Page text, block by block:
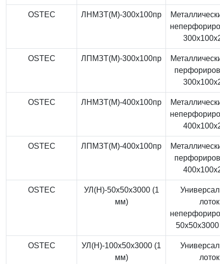
OSTEC ЛНМЗТ(М)-300x100пр
OSTEC ЛПМЗТ(М)-300x100пр
OSTEC ЛНМЗТ(М)-400x100пр
OSTEC ЛПМЗТ(М)-400x100пр
OSTEC
УЛ(Н)-50x50x3000 (1
мм)
лоток
OSTEC
УЛ(Н)-100x50x3000 (1
мм)
лоток